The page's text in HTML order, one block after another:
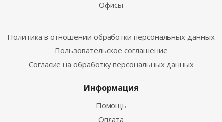
Офисы
Политика в отношении обработки персональных данных
Пользовательское соглашение
Согласие на обработку персональных данных
Информация
Помощь
Оплата